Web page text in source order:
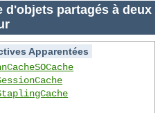
d'objets partagés à deux
Apparentées